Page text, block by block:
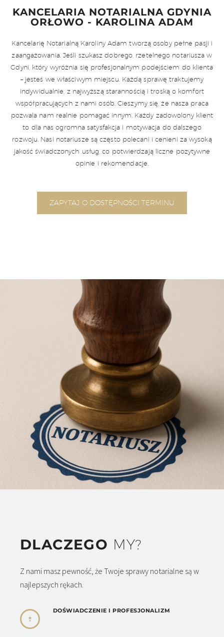
KANCELARIA NOTARIALNA GDYNIA
ORŁOWO - KAROLINA ADAM
Kancelarię Notarialną Karoliny Adam tworzą osoby pełne pasji i
zaangażowania. Jeśli szukasz dobrego, rzetelnego notariusza w
Gdyni, który wyróżnia się profesjonalnym podejściem do klienta
– jesteś we właściwym miejscu. Każdą sprawę traktujemy
indywidualnie, z najwyższą starannością i troską o komfort
współpracujących z nami osób. Cieszymy się, że nasza praca
pozwala nam realnie pomagać innym. Każdy zadowolony klient
to dla nas ogromna satysfakcja i motywacja do dalszego
rozwoju. Nasi notariusze są często polecani i cenieni za wysoką
jakość świadczonych usług, co potwierdzają liczne pozytywne
opinie i rekomendacje.
ZAPYTAJ O DOSTĘPNOŚCI TERMINU
DLACZEGO MY?
Z nami masz pewność, że Twoje sprawy notarialne są w
najlepszych rękach.
DOŚWIADCZENIE I PROFESJONALIZM